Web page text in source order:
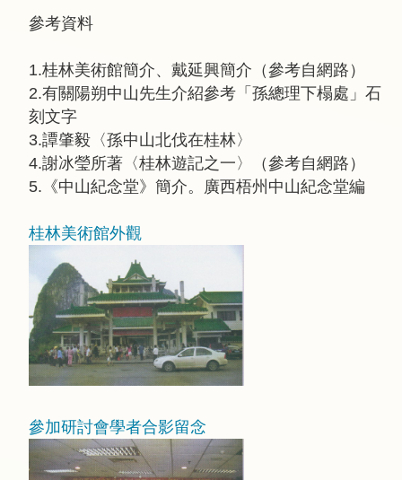
參考資料
1.桂林美術館簡介、戴延興簡介（參考自網路）
2.有關陽朔中山先生介紹參考「孫總理下榻處」石
刻文字
3.譚肇毅〈孫中山北伐在桂林〉
4.謝冰瑩所著〈桂林遊記之一〉（參考自網路）
5.《中山紀念堂》簡介。廣西梧州中山紀念堂編
桂林美術館外觀
參加研討會學者合影留念